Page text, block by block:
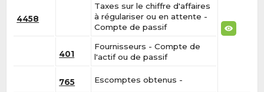
4458
Taxes sur le chiffre d'affaires
à régulariser ou en attente -
Compte de passif
401
Fournisseurs - Compte de
l'actif ou de passif
765 Escomptes obtenus -